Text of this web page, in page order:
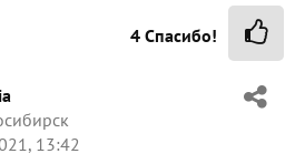
4 Спасибо!
13:42